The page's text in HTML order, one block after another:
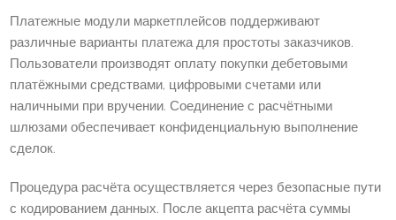
Платежные модули маркетплейсов поддерживают
различные варианты платежа для простоты заказчиков.
Пользователи производят оплату покупки дебетовыми
платёжными средствами, цифровыми счетами или
наличными при вручении. Соединение с расчётными
шлюзами обеспечивает конфиденциальную выполнение
сделок.
Процедура расчёта осуществляется через безопасные пути
с кодированием данных. После акцепта расчёта суммы